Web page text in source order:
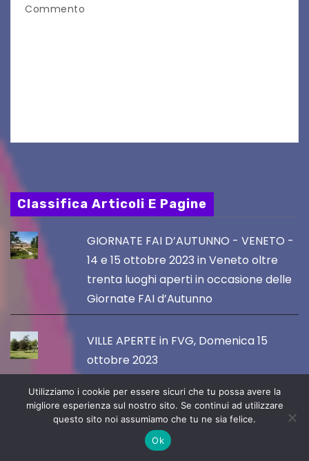
Commento
Classifica Articoli E Pagine
GIORNATE FAI D’AUTUNNO - VENETO -
14 e 15 ottobre 2023 in Veneto oltre
trenta luoghi aperti in occasione delle
Giornate FAI d’Autunno
VILLE APERTE in FVG, Domenica 15
ottobre 2023
GIORNATE FAI D'AUTUNNO: 23
APERTURE IN 9 COMUNI DEL FVG
SABATO 15 E DOMENICA 16 OTTOBRE
Utilizziamo i cookie per essere sicuri che tu possa avere la
migliore esperienza sul nostro sito. Se continui ad utilizzare
questo sito noi assumiamo che tu ne sia felice.
Ok